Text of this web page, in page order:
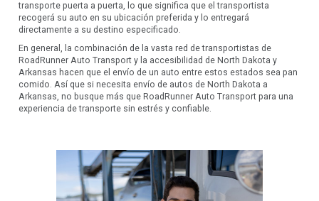
transporte puerta a puerta, lo que significa que el transportista
recogerá su auto en su ubicación preferida y lo entregará
directamente a su destino especificado.
En general, la combinación de la vasta red de transportistas de
RoadRunner Auto Transport y la accesibilidad de North Dakota y
Arkansas hacen que el envío de un auto entre estos estados sea pan
comido. Así que si necesita envío de autos de North Dakota a
Arkansas, no busque más que RoadRunner Auto Transport para una
experiencia de transporte sin estrés y confiable.